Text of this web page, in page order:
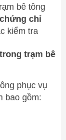
bê tông
chứng chỉ
kiểm tra
trạm bê
phục vụ
bao gồm: